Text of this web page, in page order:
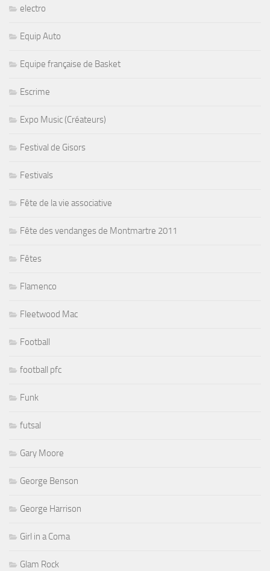
electro
Equip Auto
Equipe française de Basket
Escrime
Expo Music (Créateurs)
Festival de Gisors
Festivals
Fête de la vie associative
Fête des vendanges de Montmartre 2011
Fêtes
Flamenco
Fleetwood Mac
Football
football pfc
Funk
futsal
Gary Moore
George Benson
George Harrison
Girl in a Coma
Glam Rock